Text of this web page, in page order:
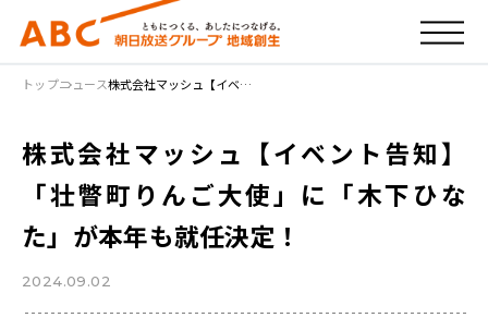
トップニュース株式会社マッシュ【イベ…
株式会社マッシュ【イベント告知】
「壮瞥町りんご大使」に「木下ひな
た」が本年も就任決定！
2024.09.02